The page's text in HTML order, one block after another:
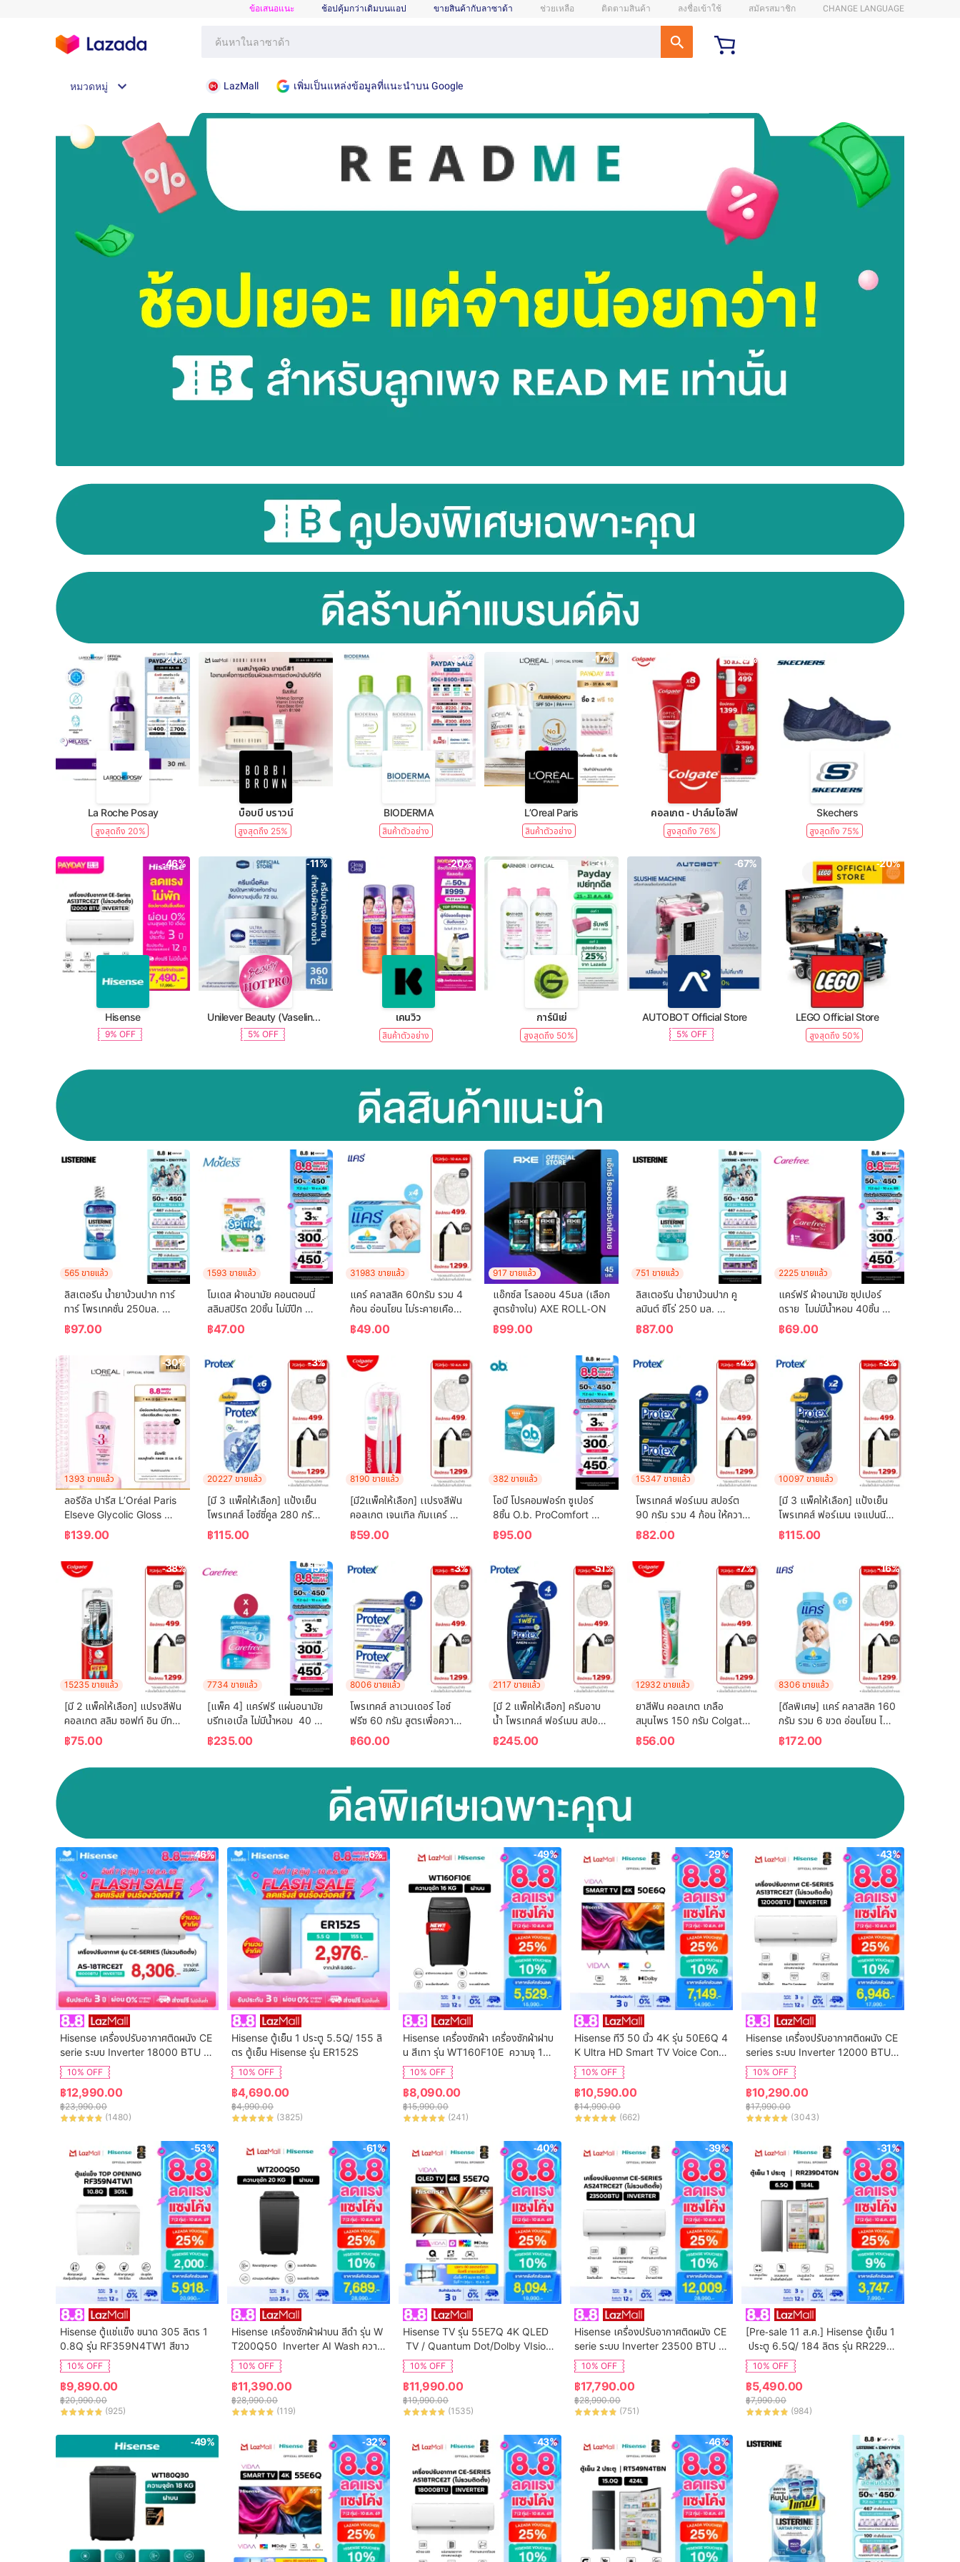
ข้อเสนอแนะ ช้อปคุ้มกว่าเดิมบนแอป ขายสินค้ากับลาซาด้า ช่วยเหลือ ติดตามสินค้า ลงชื่อเข้าใช้ สมัครสมาชิก CHANGE LANGUAGE
หมวดหมู่ LazMall เพิ่มเป็นแหล่งข้อมูลที่แนะนำบน Google
-20%
La Roche Posay
สูงสุดถึง 20%
บ็อบบี้ บราวน์
สูงสุดถึง 25%
-32%
BIODERMA
สินค้าตัวอย่าง
-17%
L’Oreal Paris
สินค้าตัวอย่าง
-39%
คอลเกต - ปาล์มโอลีฟ
สูงสุดถึง 76%
Skechers
สูงสุดถึง 75%
-46%
Hisense
9% OFF
-11%
Unilever Beauty (Vaseline, Dove, TRESemme, Clear)
5% OFF
-20%
เคนวิว
สินค้าตัวอย่าง
-31%
การ์นิเย่
สูงสุดถึง 50%
-67%
AUTOBOT Official Store
5% OFF
-20%
LEGO Official Store
สูงสุดถึง 50%
565 ขายแล้ว
ลิสเตอรีน น้ำยาบ้วนปาก ทาร์
ทาร์ โพรเทคชั่น 250มล.
Listerine mouthwash
Tartar Protection 250ml.
฿97.00
1593 ขายแล้ว
โมเดส ผ้าอนามัย คอนตอนนี่
สลิมสปิริต 20ชิ้น ไม่มีปีก
Modess Sanitary Napkin
Cottony Slim Spirit 20
฿47.00
31983 ขายแล้ว
แคร์ คลาสสิค 60กรัม รวม 4
ก้อน อ่อนโยน ไม่ระคายเคือง
(สบู่เด็ก) Care Classic Bar
Soap 60g Total 4 Pcs
Gently Cleanses Baby's
Skin (Bar Soap, Baby
Soap, Baby Body Wash)
฿49.00
917 ขายแล้ว
แอ๊กซ์ส โรลออน 45มล (เลือก
สูตรข้างใน) AXE ROLL-ON
฿99.00
751 ขายแล้ว
ลิสเตอรีน น้ำยาบ้วนปาก คู
ลมินต์ ซีโร่ 250 มล.
Listerine mouthwash
Coolmint Zero 250 ml.
฿87.00
2225 ขายแล้ว
แคร์ฟรี ผ้าอนามัย ซุปเปอร์
ดราย  ไมม่มีน้ำหอม 40ชิ้น
Carefree Panty Liner
Super Dry Fragrance-
฿69.00
-30%
1393 ขายแล้ว
ลอรีอัล ปารีส L’Oréal Paris
Elseve Glycolic Gloss
Serum 80ml เซรั่มบำรุงผม
เพื่อผมกลอส เงางาม ผมสวย
สุขภาพดี ปกป้องเส้นผม
฿139.00
-3%
20227 ขายแล้ว
[มี 3 แพ็คให้เลือก] แป้งเย็น
โพรเทคส์ ไอซ์ซี่คูล 280 กรัม
Protex Talcum Powder
Icy Cool 280g
฿115.00
8190 ขายแล้ว
[มี2แพ็คให้เลือก] เเปรงสีฟัน
คอลเกต เจนเทิล กัมเเคร์
(คละสี)  Colgate Gentle
Gum Care (mixed color)
฿59.00
382 ขายแล้ว
โอบี โปรคอมฟอร์ท ซูเปอร์
8ชิ้น O.b. ProComfort
(Blossom) Super 8 ผ้า
อนามัยแบบสอด
฿95.00
-4%
15347 ขายแล้ว
โพรเทคส์ ฟอร์เมน สปอร์ต
90 กรัม รวม 4 ก้อน ให้ความ
เย็นสดชื่นยาวนาน (สบู่ก้อน)
Protex For Men Sport
90g Total 4 Pcs Helps
Reduce Bacteria
Accumulation (Bar Soap)
฿82.00
-3%
10097 ขายแล้ว
[มี 3 แพ็คให้เลือก] แป้งเย็น
โพรเทคส์ ฟอร์เมน เจแปนนีส
ไวท์ ชาร์โคล 280 กรัม
Protex Talcum Powder
Charcoal 280g
฿115.00
-38%
15235 ขายแล้ว
[มี 2 แพ็คให้เลือก] แปรงสีฟัน
คอลเกต สลิม ซอฟท์ อิน บีทวี
น คลีน ชาร์โคล   (คละสี)
Colgate Slim Soft In
Between Clean Charcoal
Toothbrush  (mixed
฿75.00
-15%
7734 ขายแล้ว
[แพ็ค 4] แคร์ฟรี แผ่นอนามัย
บรีทเอเบิ้ล ไม่มีน้ำหอม  40
ชิ้น x 4 Carefree Panty
Liner Fragrance-Free
Breathable 40 pcs. x 4
฿235.00
-3%
8006 ขายแล้ว
โพรเทคส์ ลาเวนเดอร์ ไอซ์
ฟรีซ 60 กรัม สูตรเพื่อความ
เย็น พร้อมกลิ่นหอมผ่อนคลาย
แพ็ค 4 ก้อน (สบู่ก้อน)
Protex Lavender Ice
฿60.00
-51%
2117 ขายแล้ว
[มี 2 แพ็คให้เลือก] ครีมอาบ
น้ำ โพรเทคส์ ฟอร์เมน สปอร์ต
ขวดปั๊ม 600 ม.ล. Protex
For Men Sport Shower
Cream 600  ml. Pump
฿245.00
-7%
12932 ขายแล้ว
ยาสีฟัน คอลเกต เกลือ
สมุนไพร 150 กรัม Colgate
Salt Herbal 150g Single
฿56.00
-16%
8306 ขายแล้ว
[ดีลพิเศษ] แคร์ คลาสสิค 160
กรัม รวม 6 ขวด อ่อนโยน ไม่
ระคายเคือง (แป้งเด็ก) Care
Classic 160g ฺ Total 6
Pcs (Baby Talcum
฿172.00
-46%
Hisense เครื่องปรับอากาศติดผนัง CE
serie ระบบ Inverter 18000 BTU รุ่น
AS-18TRCE2T
10% OFF
฿12,990.00
฿23,990.00
(1480)
-6%
Hisense ตู้เย็น 1 ประตู 5.5Q/ 155 ลิ
ตร ตู้เย็น Hisense รุ่น ER152S
10% OFF
฿4,690.00
฿4,990.00
(3825)
-49%
Hisense เครื่องซักผ้า เครื่องซักผ้าฝาบ
น สีเทา รุ่น WT160F10E  ความจุ 16
กก. New ไม่มีบริการติดตั้ง
10% OFF
฿8,090.00
฿15,990.00
(241)
-29%
Hisense ทีวี 50 นิ้ว 4K รุ่น 50E6Q 4
K Ultra HD Smart TV Voice Contr
ol WIFI Build in Netflix & Youtube
VIDAA U7.6  /DVB-T2 / USB2.0 /
HDMI /AV / DTS Virtual X / Dolby
Digital
10% OFF
฿10,590.00
฿14,990.00
(662)
-43%
Hisense เครื่องปรับอากาศติดผนัง CE
series ระบบ Inverter 12000 BTU รุ่
น AS-13TRCE2T (ไม่รวมค่าติดตั้ง)
10% OFF
฿10,290.00
฿17,990.00
(3043)
-53%
Hisense ตู้แช่แข็ง ขนาด 305 ลิตร 1
0.8Q รุ่น RF359N4TW1 สีขาว
10% OFF
฿9,890.00
฿20,990.00
(925)
-61%
Hisense เครื่องซักผ้าฝาบน สีดำ รุ่น W
T200Q50  Inverter AI Wash ความ
จุ 20 กก. New ไม่มีบริการติดตั้ง
10% OFF
฿11,390.00
฿28,990.00
(119)
-40%
Hisense TV รุ่น 55E7Q 4K QLED
TV / Quantum Dot/Dolby VIsion,
HDR10+ HSG/VIDAA U9 / Dollby
Atmos Hand-Free Voice Control
Netflix Youtube /Game Mode VR
R, ALLM / WIFI 5 /Bluetooth 5.0 /
HDMI
10% OFF
฿11,990.00
฿19,990.00
(1535)
-39%
Hisense เครื่องปรับอากาศติดผนัง CE
serie ระบบ Inverter 23500 BTU รุ่
น AS-24TRCE2T
10% OFF
฿17,790.00
฿28,990.00
(751)
-31%
[Pre-sale 11 ส.ค.] Hisense ตู้เย็น 1
ประตู 6.5Q/ 184 ลิตร รุ่น RR229D4
AD1
10% OFF
฿5,490.00
฿7,990.00
(984)
-49% -32% -43% -46% -50%